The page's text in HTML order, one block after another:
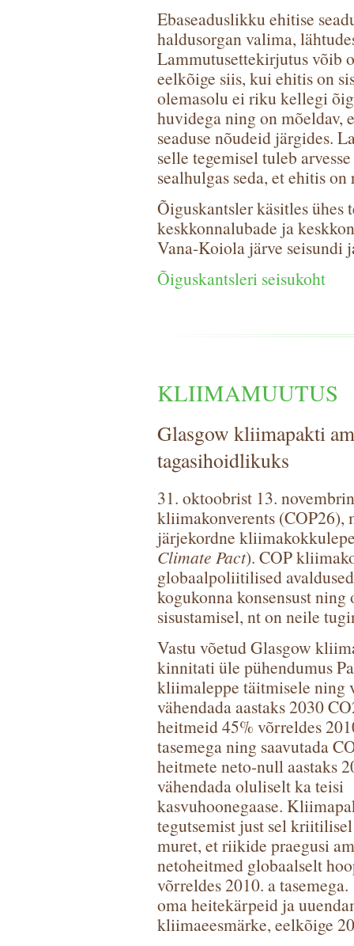
Ebaseaduslikku ehitise
haldusorgan valima,
Lammutusettekirjutus võib
eelkõige siis, kui ehitis on
olemasolu ei riku kellegi
huvidega ning on mõeldav,
seaduse nõudeid järgides.
selle tegemisel tuleb
sealhulgas seda, et ehitis
Õiguskantsler käsitles ühes
keskkonnalubade ja
Vana-Koiola järve seisundi
Õiguskantsleri seisukoht
KLIIMAMUUTUS
Glasgow kliimapakti
tagasihoidlikuks
31. oktoobrist 13.
kliimakonverents
järjekordne
Climate Pact). COP
globaalpoliitilised
kogukonna konsensust
sisustamisel, nt on neile
Vastu võetud Glasgow
kinnitati üle pühendumus
kliimaleppe täitmisele ning
vähendada aastaks 2030
heitmeid 45% võrreldes
tasemega ning saavutada
heitmete neto-null aastaks
vähendada oluliselt ka teisi
kasvuhoonegaase.
tegutsemist just sel
muret, et riikide praegusi
netoheitmed globaalselt
võrreldes 2010. a
oma heitekärpeid ja
kliimaeesmärke, eelkõige